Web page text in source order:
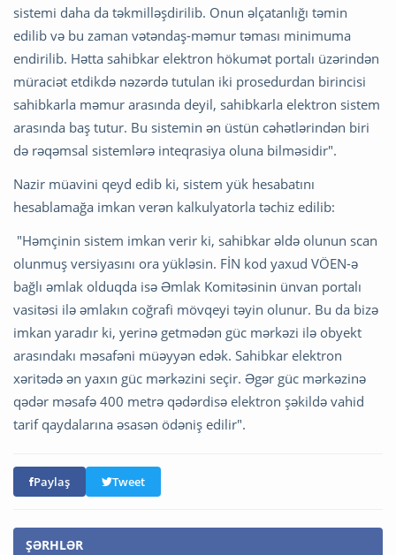
sistemi daha da təkmilləşdirilib. Onun əlçatanlığı təmin
edilib və bu zaman vətəndaş-məmur təması minimuma
endirilib. Hətta sahibkar elektron hökumət portalı üzərindən
müraciət etdikdə nəzərdə tutulan iki prosedurdan birincisi
sahibkarla məmur arasında deyil, sahibkarla elektron sistem
arasında baş tutur. Bu sistemin ən üstün cəhətlərindən biri
də rəqəmsal sistemlərə inteqrasiya oluna bilməsidir".
Nazir müavini qeyd edib ki, sistem yük hesabatını
hesablamağa imkan verən kalkulyatorla təchiz edilib:
"Həmçinin sistem imkan verir ki, sahibkar əldə olunun scan
olunmuş versiyasını ora yükləsin. FİN kod yaxud VÖEN-ə
bağlı əmlak olduqda isə Əmlak Komitəsinin ünvan portalı
vasitəsi ilə əmlakın coğrafi mövqeyi təyin olunur. Bu da bizə
imkan yaradır ki, yerinə getmədən güc mərkəzi ilə obyekt
arasındakı məsafəni müəyyən edək. Sahibkar elektron
xəritədə ən yaxın güc mərkəzini seçir. Əgər güc mərkəzinə
qədər məsafə 400 metrə qədərdisə elektron şəkildə vahid
tarif qaydalarına əsasən ödəniş edilir".
Paylaş Tweet
ŞƏRHLƏR